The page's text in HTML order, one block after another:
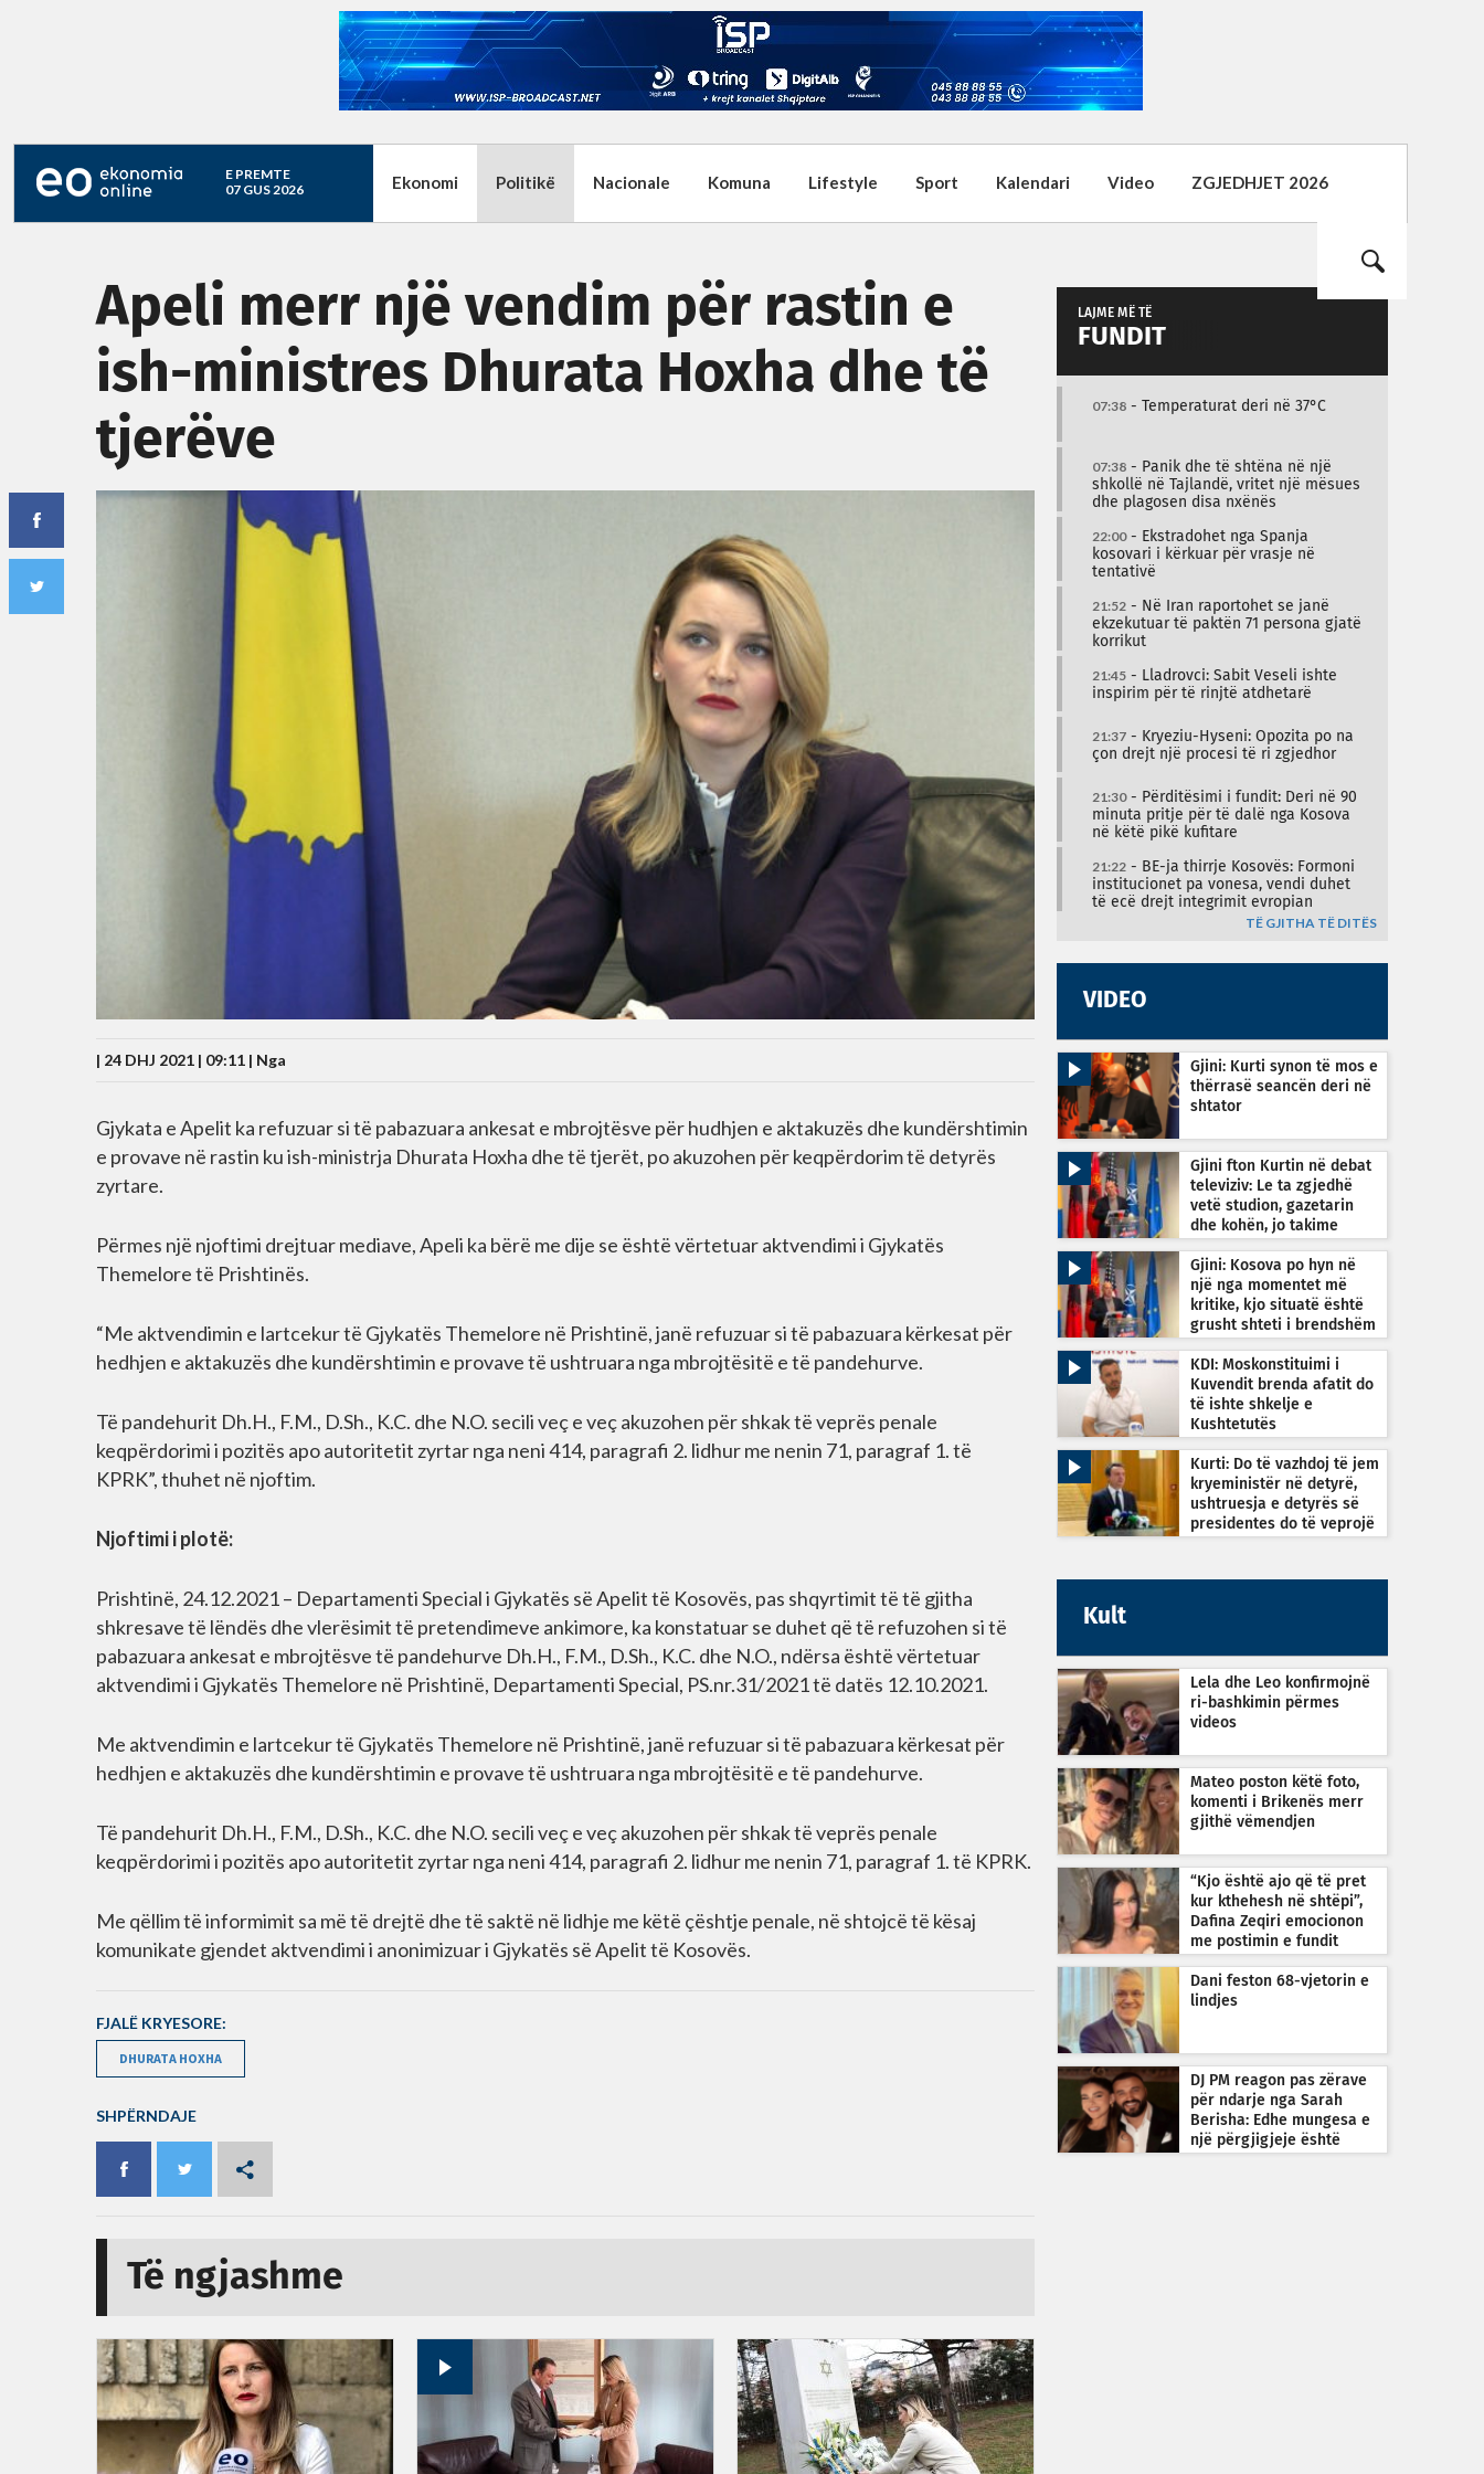
E PREMTE
07 GUS 2026
Ekonomi Politikë Nacionale Komuna Lifestyle Sport Kalendari Video ZGJEDHJET 2026
Apeli merr një vendim për rastin e
ish-ministres Dhurata Hoxha dhe të
tjerëve
| 24 DHJ 2021 | 09:11 | Nga
Gjykata e Apelit ka refuzuar si të pabazuara ankesat e mbrojtësve për hudhjen e aktakuzës dhe kundërshtimin
e provave në rastin ku ish-ministrja Dhurata Hoxha dhe të tjerët, po akuzohen për keqpërdorim të detyrës
zyrtare.
Përmes një njoftimi drejtuar mediave, Apeli ka bërë me dije se është vërtetuar aktvendimi i Gjykatës
Themelore të Prishtinës.
“Me aktvendimin e lartcekur të Gjykatës Themelore në Prishtinë, janë refuzuar si të pabazuara kërkesat për
hedhjen e aktakuzës dhe kundërshtimin e provave të ushtruara nga mbrojtësitë e të pandehurve.
Të pandehurit Dh.H., F.M., D.Sh., K.C. dhe N.O. secili veç e veç akuzohen për shkak të veprës penale
keqpërdorimi i pozitës apo autoritetit zyrtar nga neni 414, paragrafi 2. lidhur me nenin 71, paragraf 1. të
KPRK”, thuhet në njoftim.
Njoftimi i plotë:
Prishtinë, 24.12.2021 – Departamenti Special i Gjykatës së Apelit të Kosovës, pas shqyrtimit të të gjitha
shkresave të lëndës dhe vlerësimit të pretendimeve ankimore, ka konstatuar se duhet që të refuzohen si të
pabazuara ankesat e mbrojtësve të pandehurve Dh.H., F.M., D.Sh., K.C. dhe N.O., ndërsa është vërtetuar
aktvendimi i Gjykatës Themelore në Prishtinë, Departamenti Special, PS.nr.31/2021 të datës 12.10.2021.
Me aktvendimin e lartcekur të Gjykatës Themelore në Prishtinë, janë refuzuar si të pabazuara kërkesat për
hedhjen e aktakuzës dhe kundërshtimin e provave të ushtruara nga mbrojtësitë e të pandehurve.
Të pandehurit Dh.H., F.M., D.Sh., K.C. dhe N.O. secili veç e veç akuzohen për shkak të veprës penale
keqpërdorimi i pozitës apo autoritetit zyrtar nga neni 414, paragrafi 2. lidhur me nenin 71, paragraf 1. të KPRK.
Me qëllim të informimit sa më të drejtë dhe të saktë në lidhje me këtë çështje penale, në shtojcë të kësaj
komunikate gjendet aktvendimi i anonimizuar i Gjykatës së Apelit të Kosovës.
FJALË KRYESORE:
DHURATA HOXHA
SHPËRNDAJE
Të ngjashme
LAJME MË TË
FUNDIT
07:38 - Temperaturat deri në 37°C
07:38 - Panik dhe të shtëna në një
shkollë në Tajlandë, vritet një mësues
dhe plagosen disa nxënës
22:00- Ekstradohet nga Spanja
kosovari i kërkuar për vrasje në
tentativë
21:52 - Në Iran raportohet se janë
ekzekutuar të paktën 71 persona gjatë
korrikut
21:45 - Lladrovci: Sabit Veseli ishte
inspirim për të rinjtë atdhetarë
21:37 - Kryeziu-Hyseni: Opozita po na
çon drejt një procesi të ri zgjedhor
21:30- Përditësimi i fundit: Deri në 90
minuta pritje për të dalë nga Kosova
në këtë pikë kufitare
21:22 - BE-ja thirrje Kosovës: Formoni
institucionet pa vonesa, vendi duhet
të ecë drejt integrimit evropian
TË GJITHA TË DITËS
VIDEO
Gjini: Kurti synon të mos e
thërrasë seancën deri në
shtator
Gjini fton Kurtin në debat
televiziv: Le ta zgjedhë
vetë studion, gazetarin
dhe kohën, jo takime
Gjini: Kosova po hyn në
një nga momentet më
kritike, kjo situatë është
grusht shteti i brendshëm
KDI: Moskonstituimi i
Kuvendit brenda afatit do
të ishte shkelje e
Kushtetutës
Kurti: Do të vazhdoj të jem
kryeministër në detyrë,
ushtruesja e detyrës së
presidentes do të veprojë
Kult
Lela dhe Leo konfirmojnë
ri-bashkimin përmes
videos
Mateo poston këtë foto,
komenti i Brikenës merr
gjithë vëmendjen
“Kjo është ajo që të pret
kur kthehesh në shtëpi”,
Dafina Zeqiri emocionon
me postimin e fundit
Dani feston 68-vjetorin e
lindjes
DJ PM reagon pas zërave
për ndarje nga Sarah
Berisha: Edhe mungesa e
një përgjigjeje është